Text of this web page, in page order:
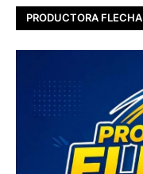
PRODUCTORA FLECHA